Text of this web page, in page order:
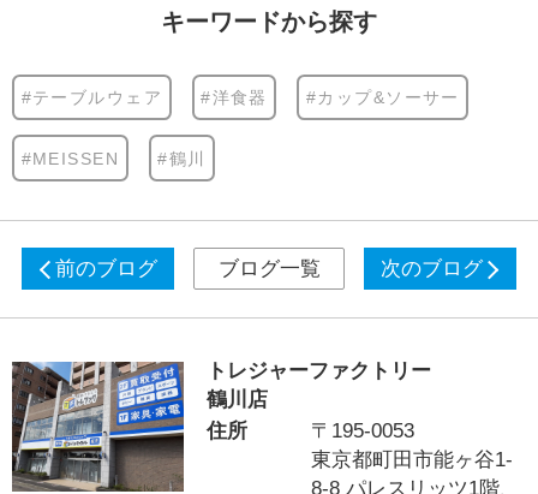
キーワードから探す
#テーブルウェア #洋食器 #カップ&ソーサー
#MEISSEN #鶴川
前のブログ ブログ一覧 次のブログ
トレジャーファクトリー
鶴川店
住所
〒195-0053
東京都町田市能ヶ谷1-
8-8 パレスリッツ1階、